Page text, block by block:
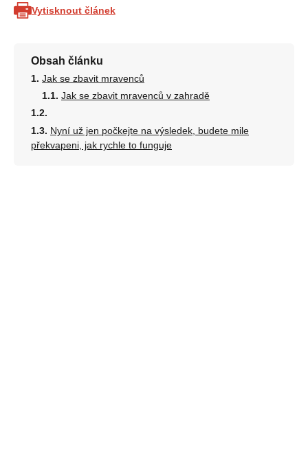
Vytisknout článek
Obsah článku
Jak se zbavit mravenců
Jak se zbavit mravenců v zahradě
Nyní už jen počkejte na výsledek, budete mile
překvapeni, jak rychle to funguje